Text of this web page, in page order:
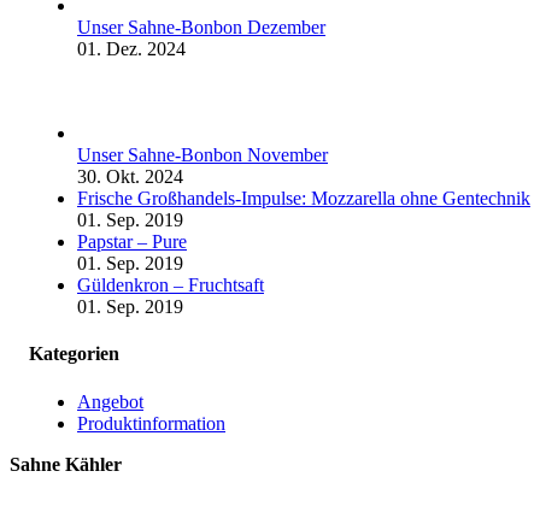
Unser Sahne-Bonbon Dezember
01. Dez. 2024
Unser Sahne-Bonbon November
30. Okt. 2024
Frische Großhandels-Impulse: Mozzarella ohne Gentechnik
01. Sep. 2019
Papstar – Pure
01. Sep. 2019
Güldenkron – Fruchtsaft
01. Sep. 2019
Kategorien
Angebot
Produktinformation
Sahne Kähler